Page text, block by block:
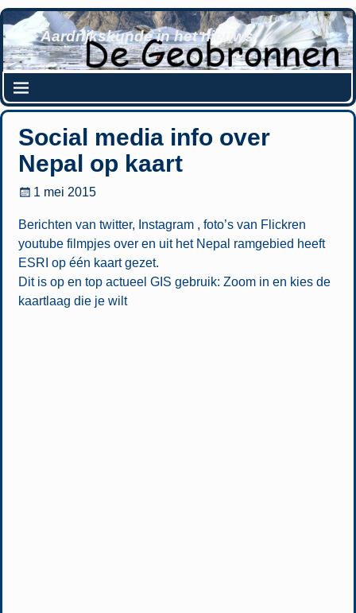
Aardrijkskunde in het nieuws
Social media info over
Nepal op kaart
1 mei 2015
Berichten van twitter, Instagram , foto’s van Flickren
youtube filmpjes over en uit het Nepal ramgebied heeft
ESRI op één kaart gezet.
Dit is op en top actueel GIS gebruik: Zoom in en kies de
kaartlaag die je wilt